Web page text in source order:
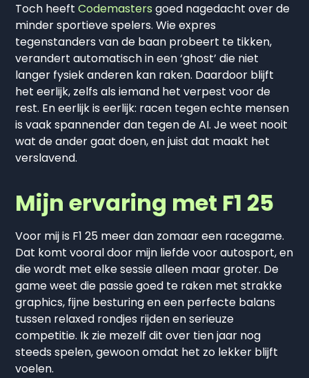
Toch heeftCodemasters goed nagedacht over de
minder sportieve spelers. Wie expres
tegenstanders van de baan probeert te tikken,
verandert automatisch in een ‘ghost’ die niet
langer fysiek anderen kan raken. Daardoor blijft
het eerlijk, zelfs als iemand het verpest voor de
rest. En eerlijk is eerlijk: racen tegen echte mensen
is vaak spannender dan tegen de AI. Je weet nooit
wat de ander gaat doen, en juist dat maakt het
verslavend.
Mijn ervaring met F1 25
Voor mij is F1 25 meer dan zomaar een racegame.
Dat komt vooral door mijn liefde voor autosport, en
die wordt met elke sessie alleen maar groter. De
game weet die passie goed te raken met strakke
graphics, fijne besturing en een perfecte balans
tussen relaxed rondjes rijden en serieuze
competitie. Ik zie mezelf dit over tien jaar nog
steeds spelen, gewoon omdat het zo lekker blijft
voelen.